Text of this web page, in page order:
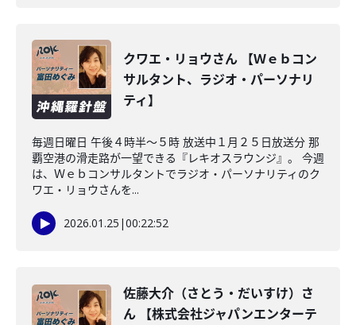
クワエ・リョウさん 【Ｗｅｂコン
サルタント、ラジオ・パーソナリ
ティ】
毎週日曜日 午後４時半～５時 放送中１月２５日放送分 那
覇空港の滑走路が一望できる『レキオスラウンジ』。 今週
は、Ｗｅｂコンサルタントでラジオ・パーソナリティのク
ワエ・リョウさんを...
2026.01.25 |00:22:52
佐藤大介（さとう・だいすけ）さ
ん 【株式会社ジャパンエンターテ